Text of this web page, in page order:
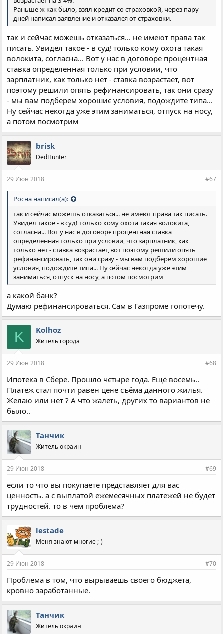
Раньше ж как было, взял кредит со страховкой, через пару
дней написал заявление и отказался от страховки.
так и сейчас можешь отказаться... не имеют права так
писать. Увидел такое - в суд! только кому охота такая
волокита, согласна... Вот у нас в договоре процентная
ставка определенная только при условии, что
зарплатник, как только нет - ставка возрастает, вот
поэтому решили опять рефинансировать, так они сразу
- мы вам подберем хорошие условия, подождите типа...
Ну сейчас некогда уже этим заниматься, отпуск на носу,
а потом посмотрим
brisk
DedHunter
29 Июн 2018 #67
Росна написал(а):
так и сейчас можешь отказаться... не имеют права так писать.
Увидел такое - в суд! только кому охота такая волокита,
согласна... Вот у нас в договоре процентная ставка
определенная только при условии, что зарплатник, как
только нет - ставка возрастает, вот поэтому решили опять
рефинансировать, так они сразу - мы вам подберем хорошие
условия, подождите типа... Ну сейчас некогда уже этим
заниматься, отпуск на носу, а потом посмотрим
а какой банк?
Думаю рефинансироваться. Сам в Газпроме гопотечу.
K Kolhoz
Житель города
29 Июн 2018 #68
Ипотека в Сбере. Прошло четыре года. Ещё восемь..
Платеж стал почти равен цене съёма данного жилья.
Желаю или нет ? А что жалеть, других то вариантов не
было..
Танчик
Житель окраин
29 Июн 2018 #69
если то что вы покупаете представляет для вас
ценность. а с выплатой ежемесячных платежей не будет
трудностей. то в чем проблема?
lestade
Меня знают многие ;-)
29 Июн 2018 #70
Проблема в том, что вырываешь своего бюджета,
кровно заработанные.
Танчик
Житель окраин